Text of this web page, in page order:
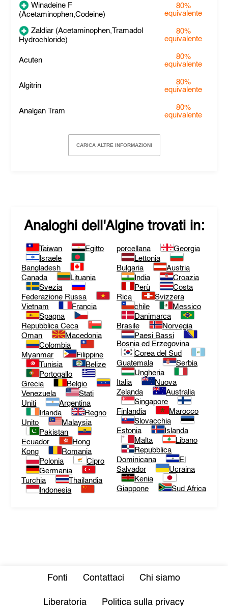
Winadeine F
(Acetaminophen,Codeine)
80%
equivalente
Zaldiar (Acetaminophen,Tramadol
Hydrochloride)
80%
equivalente
Acuten
80%
equivalente
Algitrin
80%
equivalente
Analgan Tram
80%
equivalente
CARICA ALTRE INFORMAZIONI
Analoghi dell'Alginetrovati in:
Taiwan
Egitto
Israele
Bangladesh
Canada
Lituania
Svezia
Federazione Russa
Vietnam
Francia
Spagna
Repubblica Ceca
Oman
Macedonia
Colombia
Myanmar
Filippine
Tunisia
Belize
Portogallo
Grecia
Belgio
Venezuela
Stati
Uniti
Argentina
Irlanda
Regno
Unito
Malaysia
Pakistan
Ecuador
Hong
Kong
Romania
Polonia
Cipro
Germania
Turchia
Thailandia
Indonesia
porcellana
Georgia
Lettonia
Bulgaria
Austria
India
Croazia
Perù
Costa
Rica
Svizzera
chile
Messico
Danimarca
Brasile
Norvegia
Paesi Bassi
Bosnia ed Erzegovina
Corea del Sud
Guatemala
Serbia
Ungheria
Italia
Nuova
Zelanda
Australia
Singapore
Finlandia
Marocco
Slovacchia
Estonia
Islanda
Malta
Libano
Repubblica
Dominicana
El
Salvador
Ucraina
Kenia
Giappone
Sud Africa
Fonti Contattaci Chi siamo
Liberatoria Politica sulla privacy